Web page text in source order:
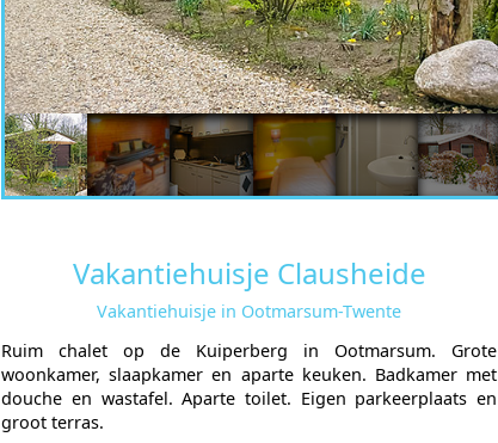
Vakantiehuisje Clausheide
Vakantiehuisje in Ootmarsum-Twente
Ruim chalet op de Kuiperberg in Ootmarsum. Grote
woonkamer, slaapkamer en aparte keuken. Badkamer met
douche en wastafel. Aparte toilet. Eigen parkeerplaats en
groot terras.